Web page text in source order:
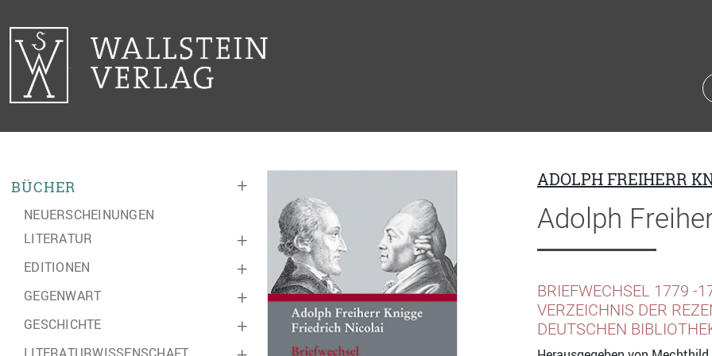
+
BÜCHER
NEUERSCHEINUNGEN
+
LITERATUR
+
EDITIONEN
+
GEGENWART
+
GESCHICHTE
ADOLPH FREIHERR
Adolph
BRIEFWECHSEL 1779 -
VERZEICHNIS DER
DEUTSCHEN